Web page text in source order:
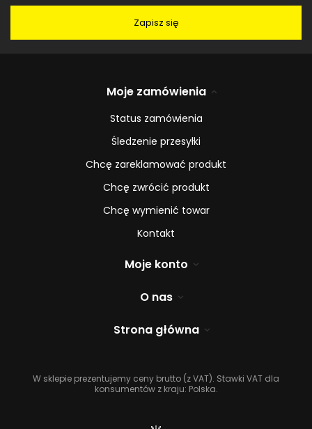
Zapisz się
Moje zamówienia
Status zamówienia
Śledzenie przesyłki
Chcę zareklamować produkt
Chcę zwrócić produkt
Chcę wymienić towar
Kontakt
Moje konto
O nas
Strona główna
W sklepie prezentujemy ceny brutto (z VAT). Stawki VAT dla
konsumentów z kraju: Polska.